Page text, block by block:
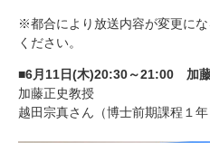
※都合により放送内容が変更に
ください。
■6月11日(木)20:30～21:00 加
加藤正史教授
越田宗真さん（博士前期課程１年